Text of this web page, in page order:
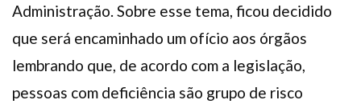
Administração. Sobre esse tema, ficou decidido
que será encaminhado um ofício aos órgãos
lembrando que, de acordo com a legislação,
pessoas com deficiência são grupo de risco